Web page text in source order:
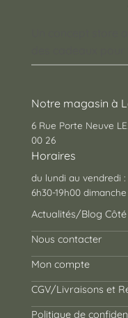
Notre magasin à
6 Rue Porte Neuve
00 26
Horaires
du lundi au vendredi :
6h30-19h00 dimanche
Actualités/Blog Côté
Nous contacter
Mon compte
CGV/Livraisons et
Politique de